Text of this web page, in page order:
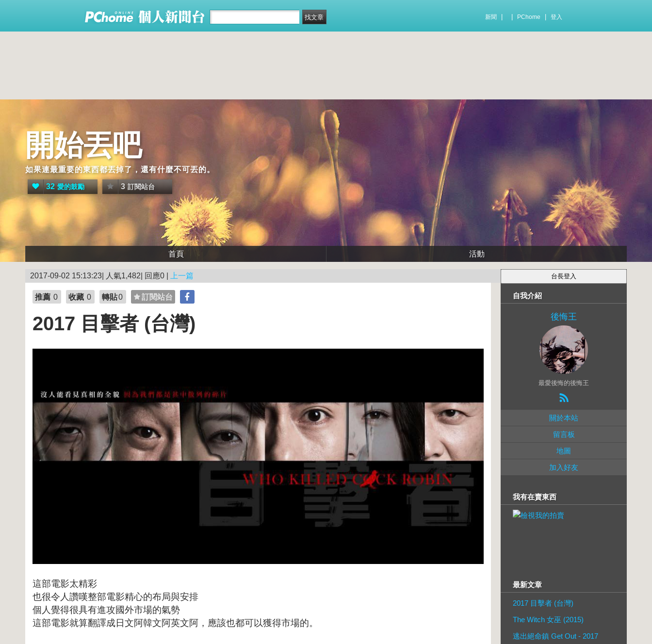
新聞 PChome 登入
開始丟吧
如果連最重要的東西都丟掉了，還有什麼不可丟的。
32 愛的鼓勵 3 訂閱站台
首頁 活動
2017-09-02 15:13:23| 人氣1,482| 回應0 | 上一篇
推薦 0 收藏 0 轉貼0 訂閱站台
2017 目擊者 (台灣)
這部電影太精彩
也很令人讚嘆整部電影精心的布局與安排
個人覺得很具有進攻國外市場的氣勢
這部電影就算翻譯成日文阿韓文阿英文阿，應該也都可以獲得市場的。
自我介紹
後悔王
最愛後悔的後悔王
關於本站
留言板
地圖
加入好友
我有在賣東西
最新文章
2017 目擊者 (台灣)
The Witch 女巫 (2015)
逃出絕命鎮 Get Out - 2017